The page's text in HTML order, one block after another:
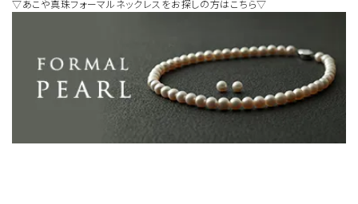
▽あこや真珠フォーマルネックレスをお探しの方はこちら▽